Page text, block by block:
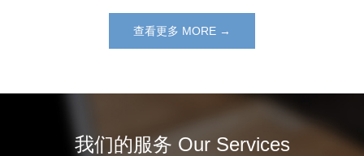
查看更多 MORE →
我们的服务 Our Services